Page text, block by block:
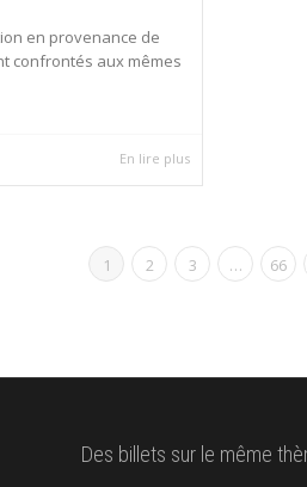
en provenance de
confrontés aux mêmes
En lire plus
1 2 3 … 66
Des billets sur le même